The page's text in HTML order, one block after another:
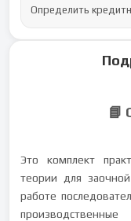
Определить
📘
Это комплект
теории для
работе